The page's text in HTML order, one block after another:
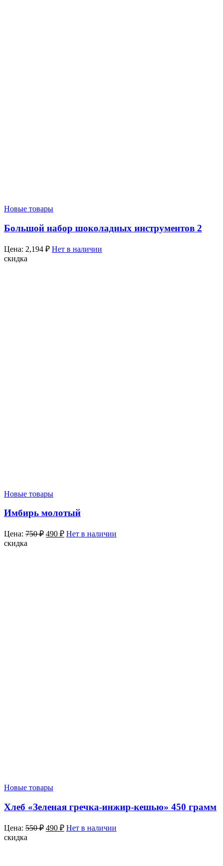
Новые товары
Большой набор шоколадных инструментов 2
Цена: 2,194 ₽ Нет в наличии
скидка
Новые товары
Имбирь молотый
Цена: 750₽ 490 ₽ Нет в наличии
скидка
Новые товары
Хлеб «Зеленая гречка-инжир-кешью» 450 грамм
Цена: 550₽ 490 ₽ Нет в наличии
скидка